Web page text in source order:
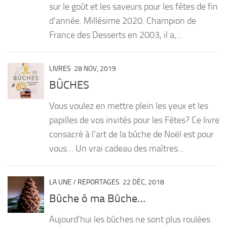
sur le goût et les saveurs pour les fêtes de fin
d’année. Millésime 2020. Champion de
France des Desserts en 2003, il a,...
LIVRES 28 NOV, 2019
BÛCHES
Vous voulez en mettre plein les yeux et les
papilles de vos invités pour les Fêtes? Ce livre
consacré à l’art de la bûche de Noël est pour
vous… Un vrai cadeau des maîtres...
LA UNE / REPORTAGES 22 DÉC, 2018
Bûche ô ma Bûche…
Aujourd’hui les bûches ne sont plus roulées